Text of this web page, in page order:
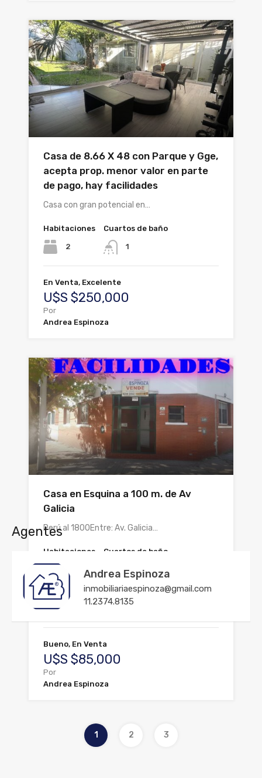
Casa de 8.66 X 48 con Parque y Gge,
acepta prop. menor valor en parte
de pago, hay facilidades
Casa con gran potencial en…
Habitaciones
2
Cuartos de baño
1
En Venta, Excelente
U$S $250,000
Por
Andrea Espinoza
Casa en Esquina a 100 m. de Av
Galicia
Perú al 1800Entre: Av. Galicia…
Habitaciones Cuartos de baño
1
Área
Bueno, En Venta
U$S $85,000
Por
Andrea Espinoza
1 2 3
Agentes
Andrea Espinoza
inmobiliariaespinoza@gmail.com
11.2374.8135